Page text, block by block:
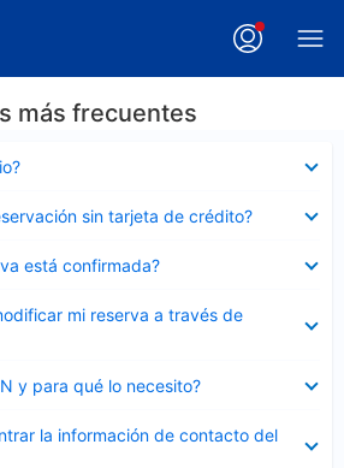
más frecuentes
sin tarjeta de crédito?
está confirmada?
mi reserva a través de
y para qué lo necesito?
la información de contacto del